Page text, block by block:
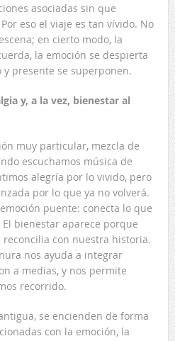
asociadas sin que
eso el viaje es tan vívido. No
en cierto modo, la
la emoción se despierta
presente se superponen.
y, a la vez, bienestar al
muy particular, mezcla de
escuchamos música de
alegría por lo vivido, pero
por lo que ya no volverá.
puente: conecta lo que
bienestar aparece porque
reconcilia con nuestra historia.
nos ayuda a integrar
a medias, y nos permite
recorrido.
se encienden de forma
con la emoción, la